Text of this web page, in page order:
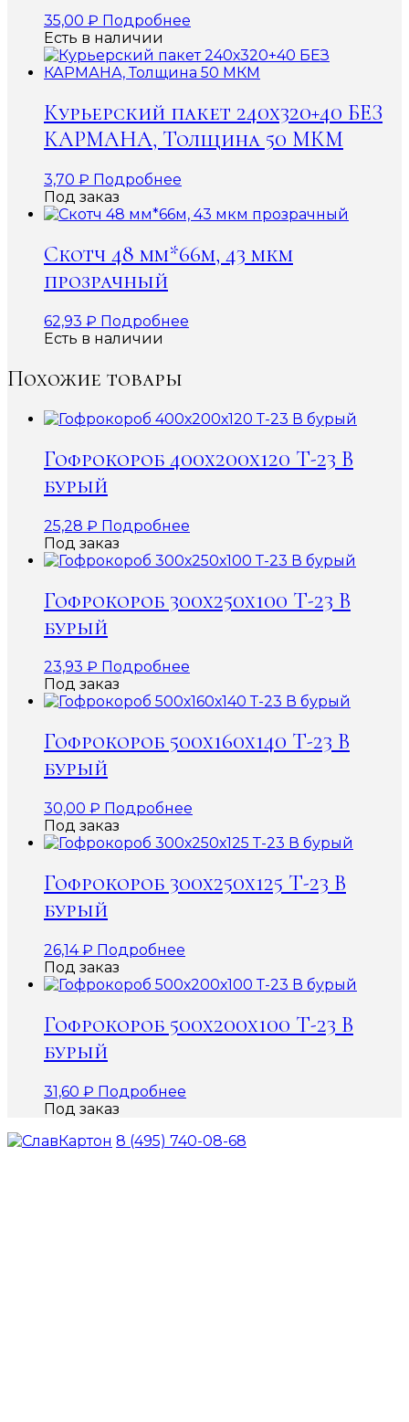
35,00 ₽ Подробнее
Есть в наличии
Курьерский пакет 240х320+40 БЕЗ
КАРМАНА, Толщина 50 МКМ
3,70 ₽ Подробнее
Под заказ
Скотч 48 мм*66м, 43 мкм
прозрачный
62,93 ₽ Подробнее
Есть в наличии
Похожие товары
Гофрокороб 400х200х120 Т-23 В
бурый
25,28 ₽ Подробнее
Под заказ
Гофрокороб 300х250х100 Т-23 В
бурый
23,93 ₽ Подробнее
Под заказ
Гофрокороб 500х160х140 Т-23 В
бурый
30,00 ₽ Подробнее
Под заказ
Гофрокороб 300х250х125 Т-23 В
бурый
26,14₽ Подробнее
Под заказ
Гофрокороб 500х200х100 Т-23 В
бурый
31,60 ₽ Подробнее
Под заказ
8 (495) 740-08-68